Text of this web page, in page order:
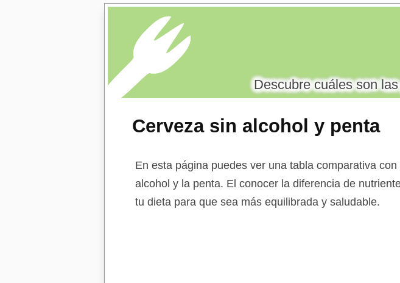
Cerveza sin alcohol y penta
Descubre cuáles son
En esta página puedes ver una tabla comparativa
alcohol y la penta. El conocer la diferencia de
tu dieta para que sea más equilibrada y saludable.